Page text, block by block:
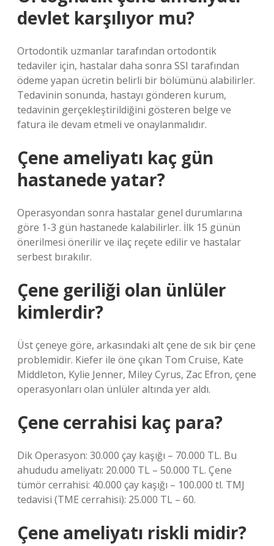
devlet karşılıyor mu?
Ortodontik uzmanlar tarafından ortodontik
tedaviler için, hastalar daha sonra SSI tarafından
ödeme yapan ücretin belirli bir bölümünü alabilirler.
Tedavinin sonunda, hastayı gönderen kurum,
tedavinin gerçekleştirildiğini gösteren belge ve
fatura ile devam etmeli ve onaylanmalıdır.
Çene ameliyatı kaç gün
hastanede yatar?
Operasyondan sonra hastalar genel durumlarına
göre 1-3 gün hastanede kalabilirler. İlk 15 günün
önerilmesi önerilir ve ilaç reçete edilir ve hastalar
serbest bırakılır.
Çene geriliği olan ünlüler
kimlerdir?
Üst çeneye göre, arkasındaki alt çene de sık bir çene
problemidir. Kiefer ile öne çıkan Tom Cruise, Kate
Middleton, Kylie Jenner, Miley Cyrus, Zac Efron, çene
operasyonları olan ünlüler altında yer aldı.
Çene cerrahisi kaç para?
Dik Operasyon: 30.000 çay kaşığı – 70.000 TL. Bu
ahududu ameliyatı: 20.000 TL – 50.000 TL. Çene
tümör cerrahisi: 40.000 çay kaşığı – 100.000 tl. TMJ
tedavisi (TME cerrahisi): 25.000 TL – 60.
Çene ameliyatı riskli midir?